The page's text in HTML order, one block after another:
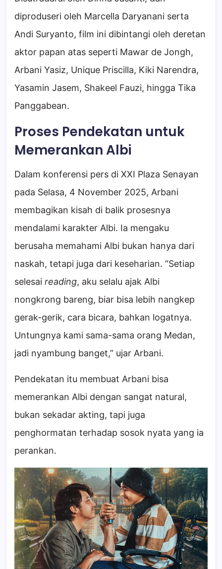
diproduseri oleh Marcella Daryanani serta
Andi Suryanto, film ini dibintangi oleh deretan
aktor papan atas seperti Mawar de Jongh,
Arbani Yasiz, Unique Priscilla, Kiki Narendra,
Yasamin Jasem, Shakeel Fauzi, hingga Tika
Panggabean.
Proses Pendekatan untuk
Memerankan Albi
Dalam konferensi pers di XXI Plaza Senayan
pada Selasa, 4 November 2025, Arbani
membagikan kisah di balik prosesnya
mendalami karakter Albi. Ia mengaku
berusaha memahami Albi bukan hanya dari
naskah, tetapi juga dari keseharian. “Setiap
selesai reading, aku selalu ajak Albi
nongkrong bareng, biar bisa lebih nangkep
gerak-gerik, cara bicara, bahkan logatnya.
Untungnya kami sama-sama orang Medan,
jadi nyambung banget,” ujar Arbani.
Pendekatan itu membuat Arbani bisa
memerankan Albi dengan sangat natural,
bukan sekadar akting, tapi juga
penghormatan terhadap sosok nyata yang ia
perankan.